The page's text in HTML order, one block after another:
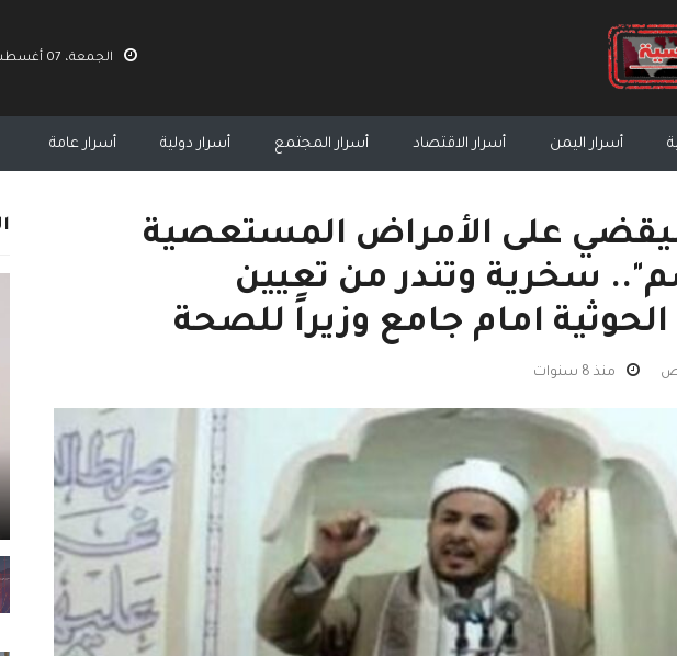
الجمعة، 07 أغسطس 2026 07:58 ص
أسرار اليمن أسرار الاقتصاد أسرار المجتمع أسرار دولية أسرار عامة
على الأمراض المستعصية
سخرية وتندر من تعيين
الحوثية امام جامع وزيراً للصحة
منذ 8 سنوات